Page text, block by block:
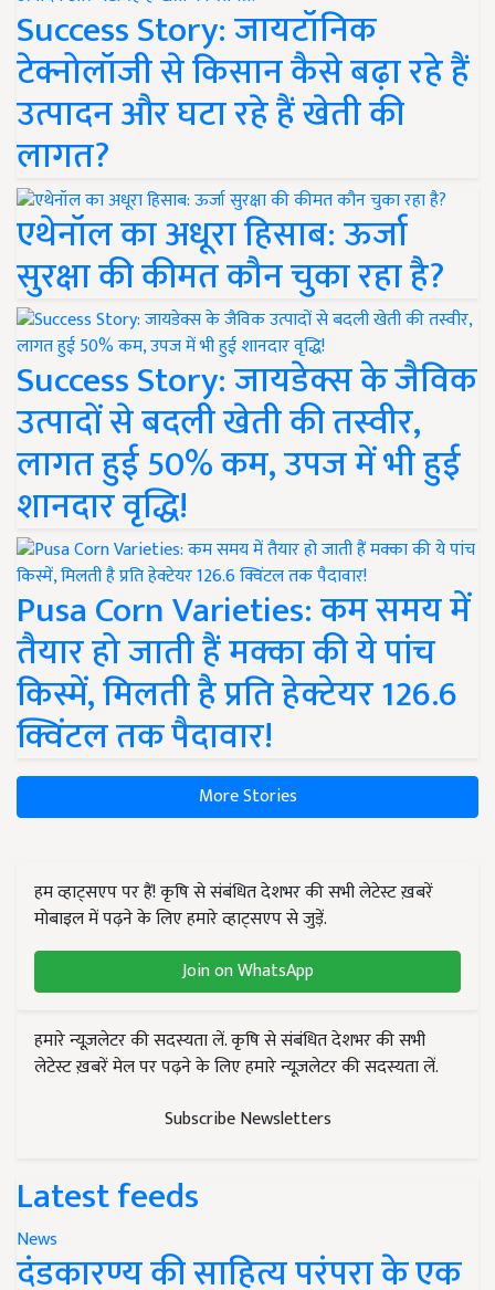
Success Story: जायटॉनिक
टेक्नोलॉजी से किसान कैसे बढ़ा रहे हैं
उत्पादन और घटा रहे हैं खेती की
लागत?
एथेनॉल का अधूरा हिसाब: ऊर्जा
सुरक्षा की कीमत कौन चुका रहा है?
Success Story: जायडेक्स के जैविक
उत्पादों से बदली खेती की तस्वीर,
लागत हुई 50% कम, उपज में भी हुई
शानदार वृद्धि!
Pusa Corn Varieties: कम समय में
तैयार हो जाती हैं मक्का की ये पांच
किस्में, मिलती है प्रति हेक्टेयर 126.6
क्विंटल तक पैदावार!
More Stories
हम व्हाट्सएप पर हैं! कृषि से संबंधित देशभर की सभी लेटेस्ट ख़बरें
मोबाइल में पढ़ने के लिए हमारे व्हाट्सएप से जुड़ें.
Join on WhatsApp
हमारे न्यूज़लेटर की सदस्यता लें. कृषि से संबंधित देशभर की सभी
लेटेस्ट ख़बरें मेल पर पढ़ने के लिए हमारे न्यूज़लेटर की सदस्यता लें.
Subscribe Newsletters
Latest feeds
News
दंडकारण्य की साहित्य परंपरा के एक